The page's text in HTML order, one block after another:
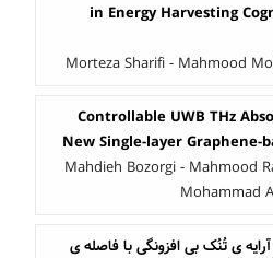
in Energy Harvesting
Morteza Sharifi - Mahmood
Controllable UWB THz
New Single-layer Graphene-
Mahdieh Bozorgi - Mahmood
Mohammad
ی تُنُک بی افزونگی با فاصله ی